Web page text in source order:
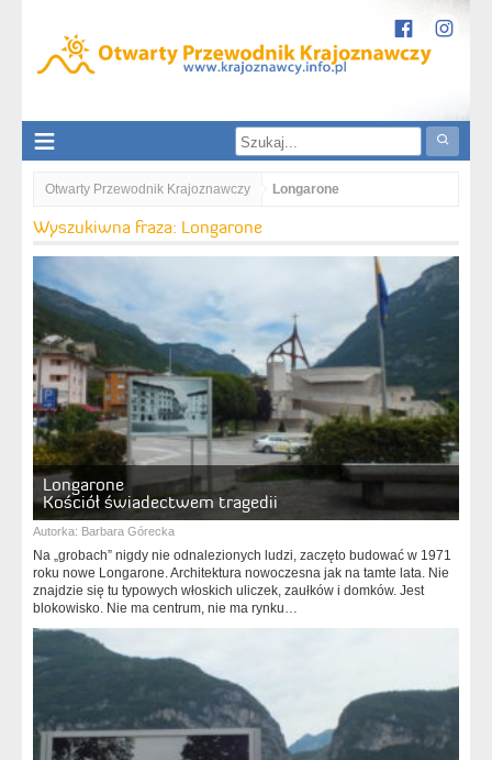
Otwarty Przewodnik Krajoznawczy Longarone
Wyszukiwna fraza: Longarone
Longarone
Kościół świadectwem tragedii
Autorka: Barbara Górecka
Na „grobach” nigdy nie odnalezionych ludzi, zaczęto budować w 1971
roku nowe Longarone. Architektura nowoczesna jak na tamte lata. Nie
znajdzie się tu typowych włoskich uliczek, zaułków i domków. Jest
blokowisko. Nie ma centrum, nie ma rynku…